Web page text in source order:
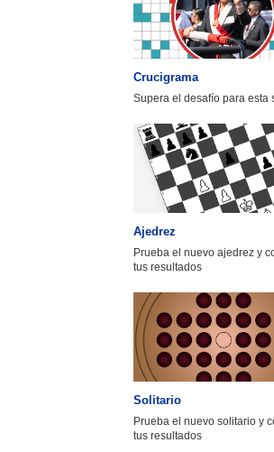
Crucigrama
Supera el desafío para esta
Ajedrez
Prueba el nuevo ajedrez y
tus resultados
Solitario
Prueba el nuevo solitario y
tus resultados